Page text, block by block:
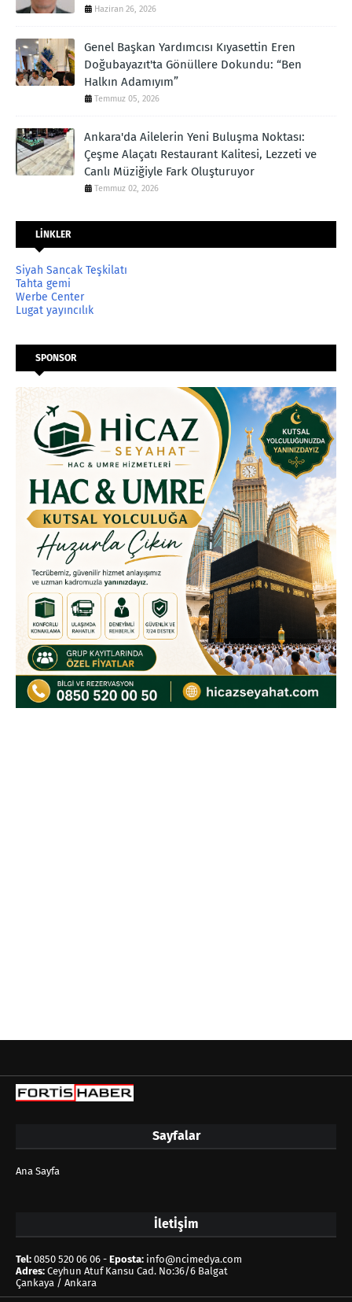
Haziran 26, 2026
Genel Başkan Yardımcısı Kıyasettin Eren
Doğubayazıt'ta Gönüllere Dokundu: “Ben
Halkın Adamıyım”
Temmuz 05, 2026
Ankara'da Ailelerin Yeni Buluşma Noktası:
Çeşme Alaçatı Restaurant Kalitesi, Lezzeti ve
Canlı Müziğiyle Fark Oluşturuyor
Temmuz 02, 2026
LİNKLER
Siyah Sancak Teşkilatı
Tahta gemi
Werbe Center
Lugat yayıncılık
SPONSOR
Sayfalar
Ana Sayfa
İletİşİm
Tel: 0850 520 06 06 - Eposta: info@ncimedya.com
Adres: Ceyhun Atuf Kansu Cad. No:36/6 Balgat
Çankaya / Ankara